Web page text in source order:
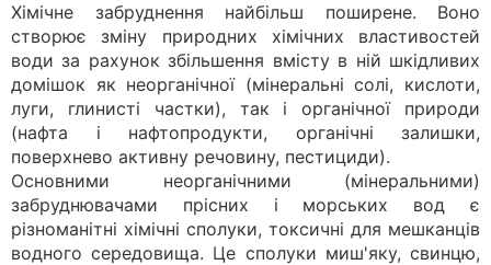
Хімічне забруднення найбільш поширене. Воно
створює зміну природних хімічних властивостей
води за рахунок збільшення вмісту в ній шкідливих
домішок як неорганічної (мінеральні солі, кислоти,
луги, глинисті частки), так і органічної природи
(нафта і нафтопродукти, органічні залишки,
поверхнево активну речовину, пестициди).
Основними неорганічними (мінеральними)
забруднювачами прісних і морських вод є
різноманітні хімічні сполуки, токсичні для мешканців
водного середовища. Це сполуки миш'яку, свинцю,